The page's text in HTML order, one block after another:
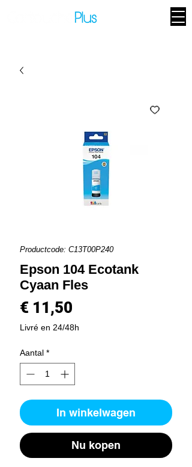
Productcode: C13T00P240
Epson 104 Ecotank
Cyaan Fles
€ 11,50
Livré en 24/48h
Aantal *
In winkelwagen
Nu kopen